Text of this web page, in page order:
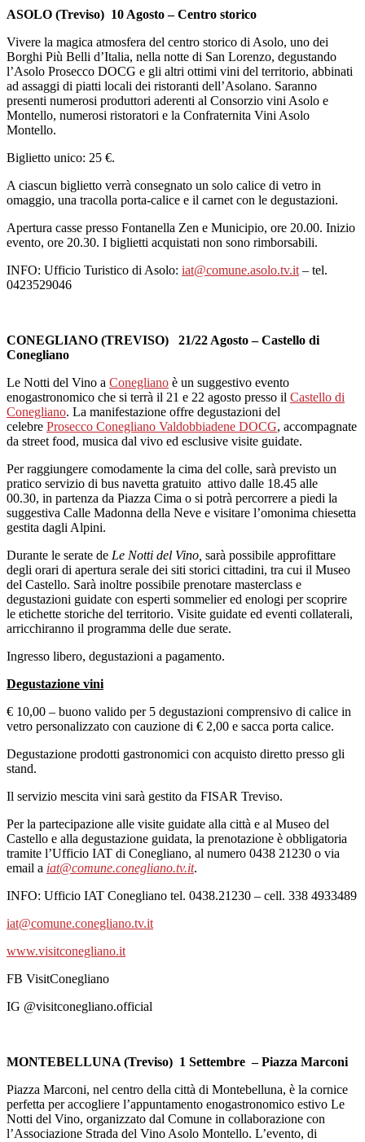
ASOLO (Treviso) 10 Agosto – Centro storico
Vivere la magica atmosfera del centro storico di Asolo, uno dei
Borghi Più Belli d’Italia, nella notte di San Lorenzo, degustando
l’Asolo Prosecco DOCG e gli altri ottimi vini del territorio, abbinati
ad assaggi di piatti locali dei ristoranti dell’Asolano. Saranno
presenti numerosi produttori aderenti al Consorzio vini Asolo e
Montello, numerosi ristoratori e la Confraternita Vini Asolo
Montello.
Biglietto unico: 25 €.
A ciascun biglietto verrà consegnato un solo calice di vetro in
omaggio, una tracolla porta-calice e il carnet con le degustazioni.
Apertura casse presso Fontanella Zen e Municipio, ore 20.00. Inizio
evento, ore 20.30. I biglietti acquistati non sono rimborsabili.
INFO: Ufficio Turistico di Asolo: iat@comune.asolo.tv.it – tel.
0423529046
CONEGLIANO (TREVISO) 21/22 Agosto – Castello di
Conegliano
Le Notti del Vino a Conegliano è un suggestivo evento
enogastronomico che si terrà il 21 e 22 agosto presso il Castello di
Conegliano. La manifestazione offre degustazioni del
celebre Prosecco Conegliano Valdobbiadene DOCG, accompagnate
da street food, musica dal vivo ed esclusive visite guidate.
Per raggiungere comodamente la cima del colle, sarà previsto un
pratico servizio di bus navetta gratuito attivo dalle 18.45 alle
00.30, in partenza da Piazza Cima o si potrà percorrere a piedi la
suggestiva Calle Madonna della Neve e visitare l’omonima chiesetta
gestita dagli Alpini.
Durante le serate de Le Notti del Vino, sarà possibile approfittare
degli orari di apertura serale dei siti storici cittadini, tra cui il Museo
del Castello. Sarà inoltre possibile prenotare masterclass e
degustazioni guidate con esperti sommelier ed enologi per scoprire
le etichette storiche del territorio. Visite guidate ed eventi collaterali,
arricchiranno il programma delle due serate.
Ingresso libero, degustazioni a pagamento.
Degustazione vini
€ 10,00 – buono valido per 5 degustazioni comprensivo di calice in
vetro personalizzato con cauzione di € 2,00 e sacca porta calice.
Degustazione prodotti gastronomici con acquisto diretto presso gli
stand.
Il servizio mescita vini sarà gestito da FISAR Treviso.
Per la partecipazione alle visite guidate alla città e al Museo del
Castello e alla degustazione guidata, la prenotazione è obbligatoria
tramite l’Ufficio IAT di Conegliano, al numero 0438 21230 o via
email a iat@comune.conegliano.tv.it.
INFO: Ufficio IAT Conegliano tel. 0438.21230 – cell. 338 4933489
iat@comune.conegliano.tv.it
www.visitconegliano.it
FB VisitConegliano
IG @visitconegliano.official
MONTEBELLUNA (Treviso) 1 Settembre – Piazza Marconi
Piazza Marconi, nel centro della città di Montebelluna, è la cornice
perfetta per accogliere l’appuntamento enogastronomico estivo Le
Notti del Vino, organizzato dal Comune in collaborazione con
l’Associazione Strada del Vino Asolo Montello. L’evento, di